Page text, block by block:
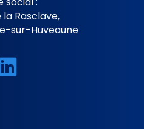
social :
la Rasclave,
sur-Huveaune
